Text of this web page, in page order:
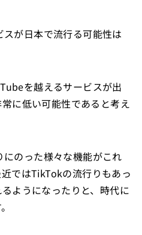
が日本で流行る可能性は
を越えるサービスが出
に低い可能性であると考え
のった様々な機能がこれ
ではTikTokの流行りもあっ
ようになったりと、時代に